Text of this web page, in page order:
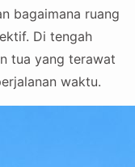
bagaimana ruang
Di tengah
tua yang terawat
waktu.